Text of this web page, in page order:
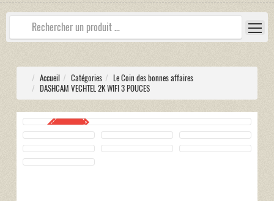
Accueil Catégories
Le Coin des bonnes affaires
DASHCAM VECHTEL 2K WIFI 3 POUCES
PROMOTION
-38%